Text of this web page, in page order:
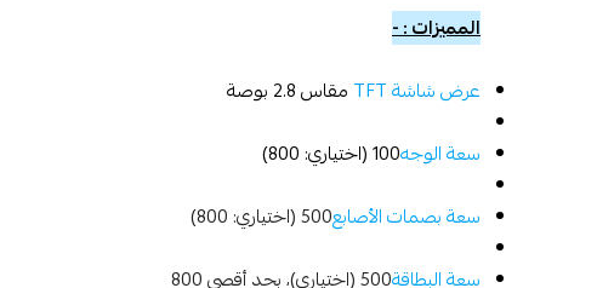
المميزات : -
عرض شاشة TFT
مقاس 2.8 بوصة
سعة الوجه100 (اختياري: 800)
سعة بصمات الأصابع500 (اختياري: 800)
سعة البطاقة500 (اختياري)، بحد أقصى 800